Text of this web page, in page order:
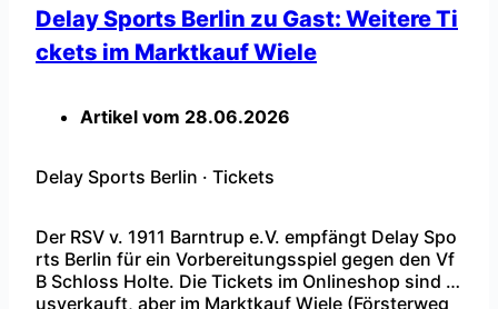
ghts, u.a. Fußball-Dart, Fußball-Tennis, Hüpfburg
[…]
Delay Sports Berlin zu Gast: Weitere Ti
ckets im Marktkauf Wiele
Artikel vom 28.06.2026
Delay Sports Berlin · Tickets
Der RSV v. 1911 Barntrup e.V. empfängt Delay Spo
rts Berlin für ein Vorbereitungsspiel gegen den Vf
B Schloss Holte. Die Tickets im Onlineshop sind a
usverkauft, aber im Marktkauf Wiele (Försterweg